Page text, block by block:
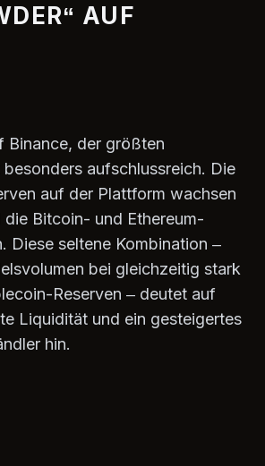
AUF
Binance, der größten
aufschlussreich. Die
auf der Plattform wachsen
die Bitcoin- und Ethereum-
Diese seltene Kombination –
bei gleichzeitig stark
Reserven – deutet auf
Liquidität und ein gesteigertes
hin.